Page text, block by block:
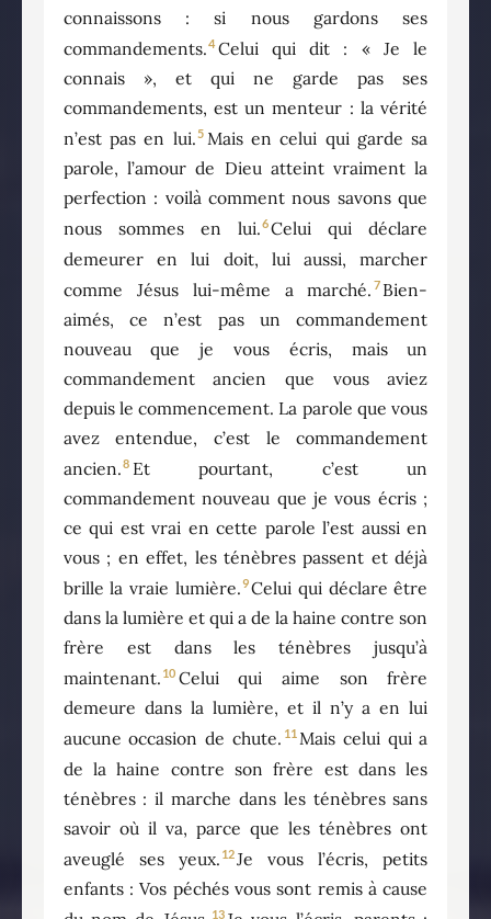
connaissons : si nous gardons ses
commandements.4 Celui qui dit : « Je le
connais », et qui ne garde pas ses
commandements, est un menteur : la vérité
n’est pas en lui.5 Mais en celui qui garde sa
parole, l’amour de Dieu atteint vraiment la
perfection : voilà comment nous savons que
nous sommes en lui.6Celui qui déclare
demeurer en lui doit, lui aussi, marcher
comme Jésus lui-même a marché. 7 Bien-
aimés, ce n’est pas un commandement
nouveau que je vous écris, mais un
commandement ancien que vous aviez
depuis le commencement. La parole que vous
avez entendue, c’est le commandement
ancien.8 Et pourtant, c’est un
commandement nouveau que je vous écris ;
ce qui est vrai en cette parole l’est aussi en
vous ; en effet, les ténèbres passent et déjà
brille la vraie lumière.9Celui qui déclare être
dans la lumière et qui a de la haine contre son
frère est dans les ténèbres jusqu’à
maintenant. 10 Celui qui aime son frère
demeure dans la lumière, et il n’y a en lui
aucune occasion de chute. 11 Mais celui qui a
de la haine contre son frère est dans les
ténèbres : il marche dans les ténèbres sans
savoir où il va, parce que les ténèbres ont
aveuglé ses yeux. 12Je vous l’écris, petits
enfants : Vos péchés vous sont remis à cause
13